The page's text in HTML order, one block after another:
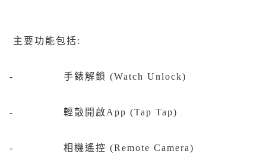
主要功能包括:
- 手錶解鎖 (Watch Unlock)
- 輕敲開啟App (Tap Tap)
- 相機遙控 (Remote Camera)